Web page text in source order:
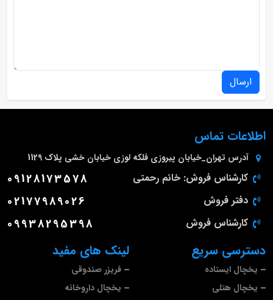
ارسال
لینک های مفید
فریزر صندوقی
یخچال داروخانه
دسترسی سریع
یخچال ایستاده
یخچال هتلی
اطلاعات تماس
آدرس تهران_خیابان پیروزی فلکه لوزی خیابان خشی پلاک 1129
کارشناس فروش: خانم رحمتی 09128173578
دفتر فروش 02177989026
کارشناس فروش 09938295398